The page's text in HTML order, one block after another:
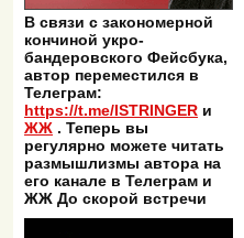
В связи с закономерной
кончиной укро-
бандеровского Фейсбука,
автор переместился в
Телеграм:
https://t.me/ISTRINGER и
ЖЖ . Теперь вы
регулярно можете читать
размышлизмы автора на
его канале в Телеграм и
ЖЖ До скорой встречи